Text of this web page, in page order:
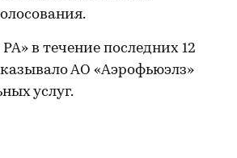
в течение последних 12
АО «Аэрофьюэлз»
услуг.